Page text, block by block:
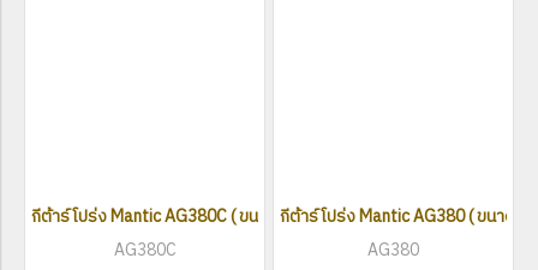
กีต้าร์โปร่ง Mantic AG380C ( ขนาด 41 นิ้ว )
AG380C
กีต้าร์โปร่ง Mantic AG380 ( ขนาด
AG380